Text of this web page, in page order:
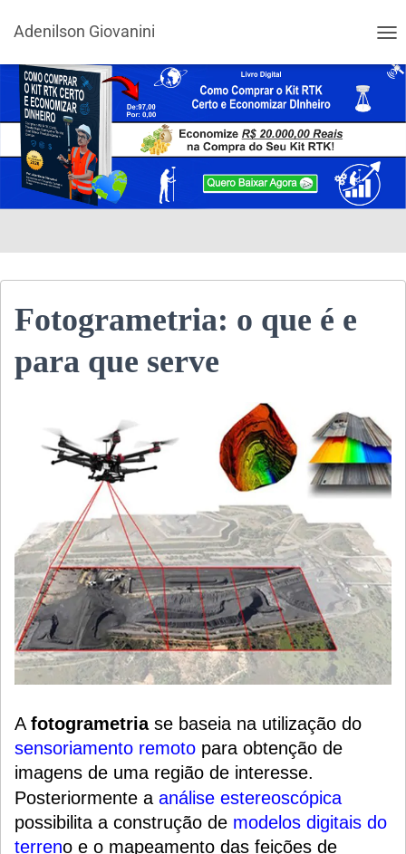
Adenilson Giovanini
Fotogrametria: o que é e
para que serve
A fotogrametriase baseia na utilização do
sensoriamento remoto para obtenção de
imagens de uma região de interesse.
Posteriormente a análise estereoscópica
possibilita a construção de modelos digitais do
terreno e o mapeamento das feições de